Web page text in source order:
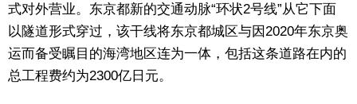
式对外营业。东京都新的交通动脉“环状2号线”从它下面
以隧道形式穿过，该干线将东京都城区与因2020年东京奥
运而备受瞩目的海湾地区连为一体，包括这条道路在内的
总工程费约为2300亿日元。